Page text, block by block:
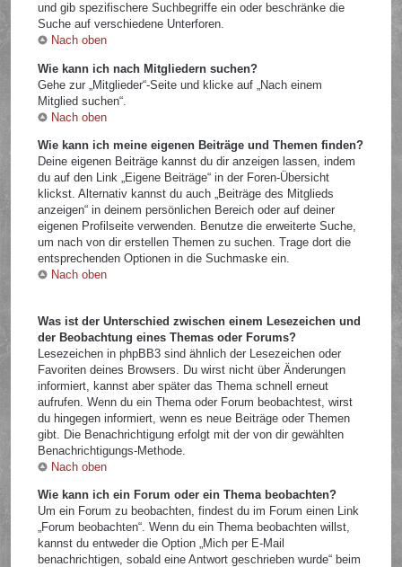
und gib spezifischere Suchbegriffe ein oder beschränke die
Suche auf verschiedene Unterforen.
Nach oben
Wie kann ich nach Mitgliedern suchen?
Gehe zur „Mitglieder“-Seite und klicke auf „Nach einem
Mitglied suchen“.
Nach oben
Wie kann ich meine eigenen Beiträge und Themen finden?
Deine eigenen Beiträge kannst du dir anzeigen lassen, indem
du auf den Link „Eigene Beiträge“ in der Foren-Übersicht
klickst. Alternativ kannst du auch „Beiträge des Mitglieds
anzeigen“ in deinem persönlichen Bereich oder auf deiner
eigenen Profilseite verwenden. Benutze die erweiterte Suche,
um nach von dir erstellen Themen zu suchen. Trage dort die
entsprechenden Optionen in die Suchmaske ein.
Nach oben
Was ist der Unterschied zwischen einem Lesezeichen und
der Beobachtung eines Themas oder Forums?
Lesezeichen in phpBB3 sind ähnlich der Lesezeichen oder
Favoriten deines Browsers. Du wirst nicht über Änderungen
informiert, kannst aber später das Thema schnell erneut
aufrufen. Wenn du ein Thema oder Forum beobachtest, wirst
du hingegen informiert, wenn es neue Beiträge oder Themen
gibt. Die Benachrichtigung erfolgt mit der von dir gewählten
Benachrichtigungs-Methode.
Nach oben
Wie kann ich ein Forum oder ein Thema beobachten?
Um ein Forum zu beobachten, findest du im Forum einen Link
„Forum beobachten“. Wenn du ein Thema beobachten willst,
kannst du entweder die Option „Mich per E-Mail
benachrichtigen, sobald eine Antwort geschrieben wurde“ beim